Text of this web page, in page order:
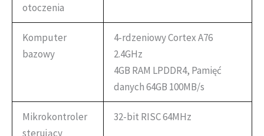
otoczenia
Komputer
bazowy
4-rdzeniowy Cortex A76
2.4GHz
4GB RAM LPDDR4, Pamięć
danych 64GB 100MB/s
Mikrokontroler
sterujący
32-bit RISC 64MHz